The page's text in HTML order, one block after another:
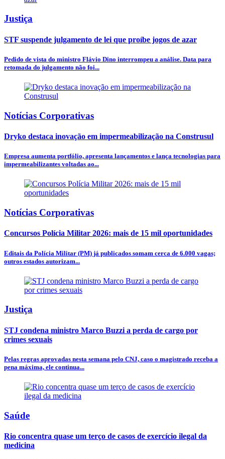
Justiça
STF suspende julgamento de lei que proíbe jogos de azar
Pedido de vista do ministro Flávio Dino interrompeu a análise. Data para
retomada do julgamento não foi...
Notícias Corporativas
Dryko destaca inovação em impermeabilização na Construsul
Empresa aumenta portfólio, apresenta lançamentos e lança tecnologias para
impermeabilizantes voltadas ao...
Notícias Corporativas
Concursos Polícia Militar 2026: mais de 15 mil oportunidades
Editais da Polícia Militar (PM) já publicados somam cerca de 6.000 vagas;
outros estados autorizam...
Justiça
STJ condena ministro Marco Buzzi a perda de cargo por
crimes sexuais
Pelas regras aprovadas nesta semana pelo CNJ, caso o magistrado receba a
pena máxima, ele continua...
Saúde
Rio concentra quase um terço de casos de exercício ilegal da
medicina